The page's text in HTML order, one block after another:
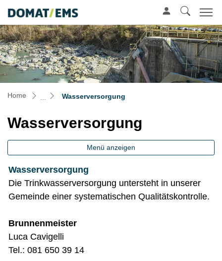
zur Startseite
Direkt zur Hauptnavigation
Direkt zum Inhalt
Direkt zur Suche
Direkt zum Stichwortverzeichnis
Mustergemeinde
Home Wasserversorgung
Wasserversorgung
Menü anzeigen
Wasserversorgung
Die Trinkwasserversorgung untersteht in unserer
Gemeinde einer systematischen Qualitätskontrolle.
Brunnenmeister
Luca Cavigelli
Tel.: 081 650 39 14